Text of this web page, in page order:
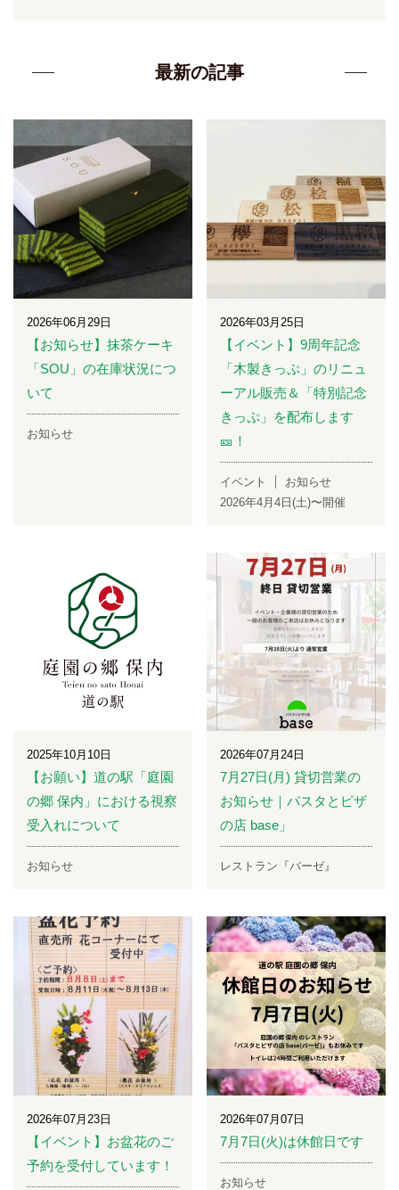
最新の記事
2026年06月29日
【お知らせ】抹茶ケーキ
「SOU」の在庫状況につ
いて
お知らせ
2026年03月25日
【イベント】9周年記念
「木製きっぷ」のリニュ
ーアル販売＆「特別記念
きっぷ」を配布します
🎫！
イベント
お知らせ
2026年4月4日(土)〜開催
2025年10月10日
【お願い】道の駅「庭園
の郷 保内」における視察
受入れについて
お知らせ
2026年07月24日
7月27日(月) 貸切営業の
お知らせ｜パスタとピザ
の店 base」
レストラン『バーゼ』
2026年07月23日
【イベント】お盆花のご
予約を受付しています！
2026年07月07日
7月7日(火)は休館日です
お知らせ